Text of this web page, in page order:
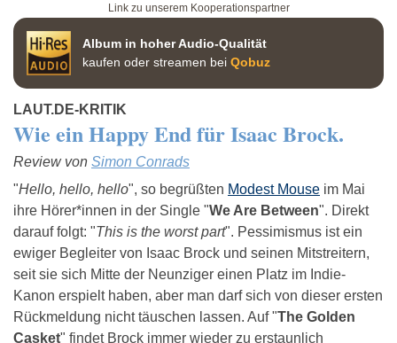
Link zu unserem Kooperationspartner
Album in hoher Audio-Qualität
kaufen oder streamen bei Qobuz
LAUT.DE-KRITIK
Wie ein Happy End für Isaac Brock.
Review von Simon Conrads
"Hello, hello, hello", so begrüßten Modest Mouse im Mai
ihre Hörer*innen in der Single "We Are Between". Direkt
darauf folgt: "This is the worst part". Pessimismus ist ein
ewiger Begleiter von Isaac Brock und seinen Mitstreitern,
seit sie sich Mitte der Neunziger einen Platz im Indie-
Kanon erspielt haben, aber man darf sich von dieser ersten
Rückmeldung nicht täuschen lassen. Auf "The Golden
Casket" findet Brock immer wieder zu erstaunlich